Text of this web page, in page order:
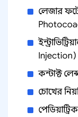
লেজার
Injection)
কন্টাক্ট
চোখের